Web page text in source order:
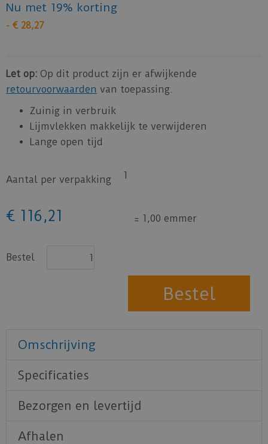
Nu met 19% korting
- € 28,27
Let op: Op dit product zijn er afwijkende
retourvoorwaarden van toepassing.
Zuinig in verbruik
Lijmvlekken makkelijk te verwijderen
Lange open tijd
Aantal per verpakking 1
€ 116 ,21 = 1,00 emmer
Bestel
Omschrijving
Specificaties
Bezorgen en levertijd
Afhalen